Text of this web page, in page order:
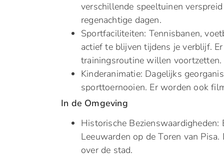
verschillende speeltuinen
regenachtige dagen.
Sportfaciliteiten: Tennisbanen,
actief te blijven tijdens je verblijf.
trainingsroutine willen voortzetten.
Kinderanimatie: Dagelijks
sporttoernooien. Er worden ook
In de Omgeving
Historische
Leeuwarden op de Toren van
over de stad.